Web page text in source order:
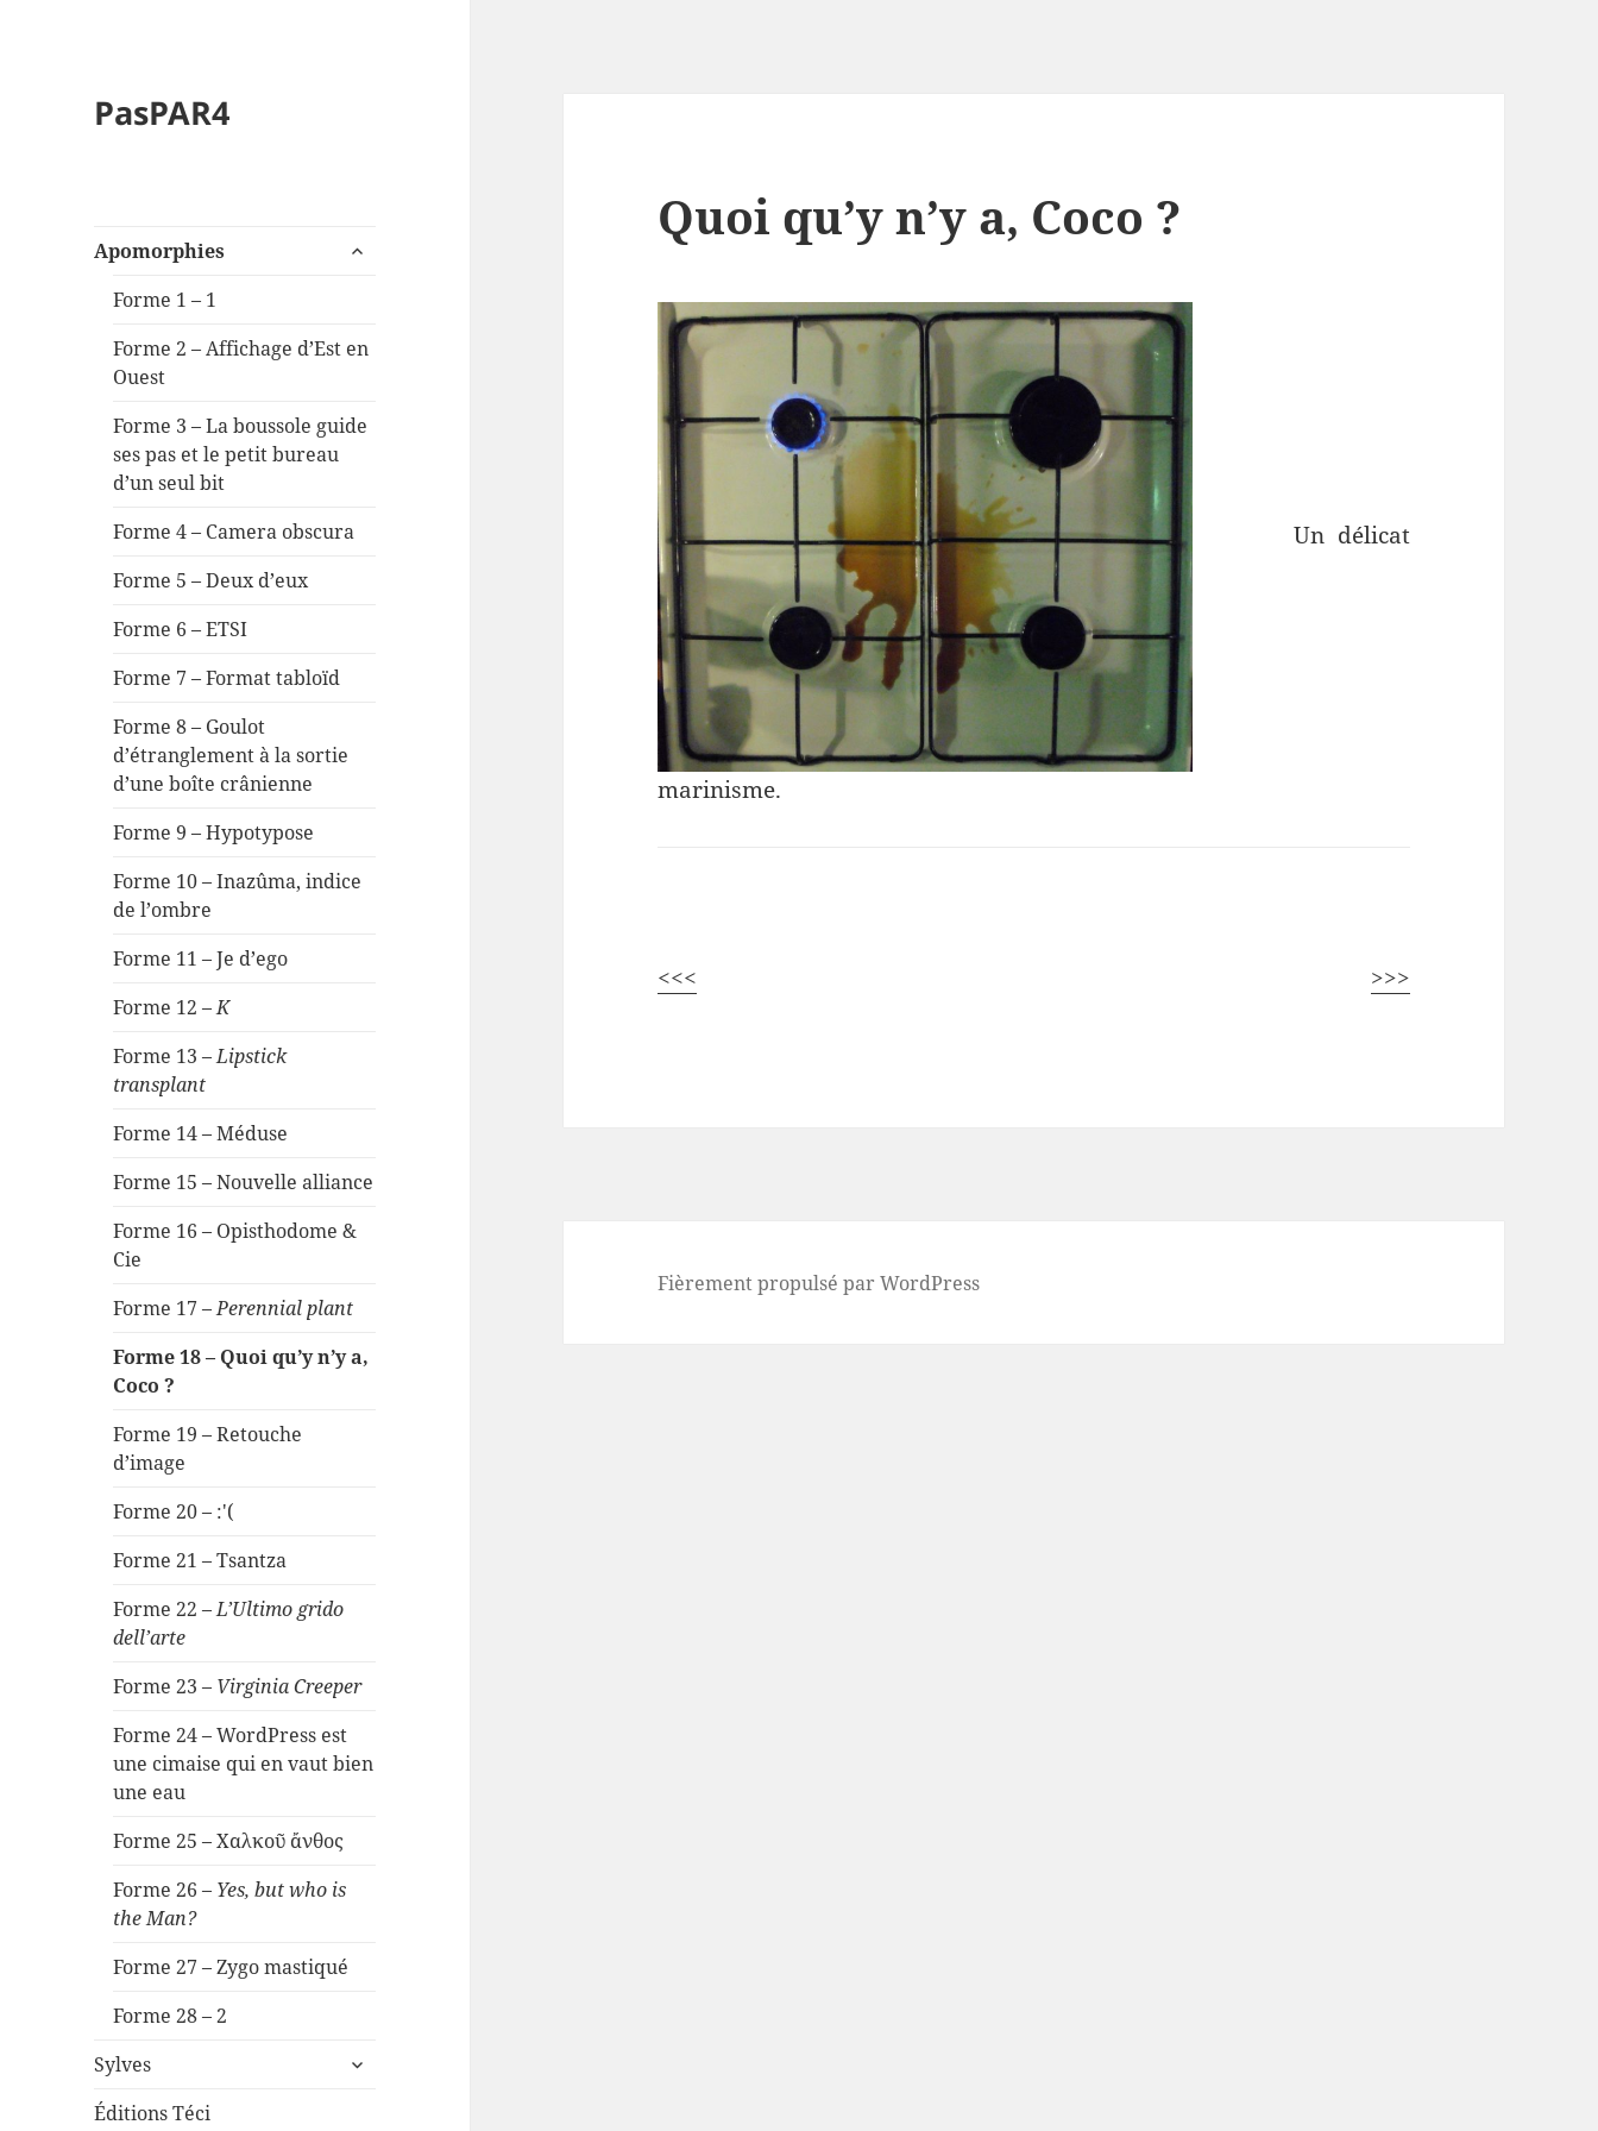
PasPAR4
Apomorphies
ouvrir
Forme 1 – 1
Forme 2 – Affichage d’Est en
Ouest
Forme 3 – La boussole guide
ses pas et le petit bureau
d’un seul bit
Forme 4 – Camera obscura
Forme 5 – Deux d’eux
Forme 6 – ETSI
Forme 7 – Format tabloïd
Forme 8 – Goulot
d’étranglement à la sortie
d’une boîte crânienne
Forme 9 – Hypotypose
Forme 10 – Inazûma, indice
de l’ombre
Forme 11 – Je d’ego
Forme 12 –K
Forme 13 –Lipstick
transplant
Forme 14 – Méduse
Forme 15 – Nouvelle alliance
Forme 16 – Opisthodome &
Cie
Forme 17 –Perennial plant
Forme 18 – Quoi qu’y n’y a,
Coco ?
Forme 19 – Retouche
d’image
Forme 20 – :'(
Forme 21 – Tsantza
Forme 22 –L’Ultimo grido
dell’arte
Forme 23 – Virginia Creeper
Forme 24 – WordPress est
une cimaise qui en vaut bien
une eau
Forme 25 – Χαλκοῦ ἄνθος
Forme 26 – Yes, but who is
the Man?
Forme 27 – Zygo mastiqué
Forme 28 – 2
Sylves
ouvrir
Éditions Téci
Quoi qu’yn’y a, Coco ?
Un délicat
marinisme.
<<< >>>
Fièrement propulsé par WordPress